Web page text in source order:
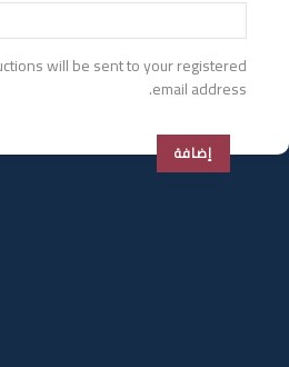
will be sent to your registered
email address.